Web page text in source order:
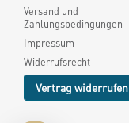
Versand und
Zahlungsbedingungen
Impressum
Widerrufsrecht
Vertrag widerrufen